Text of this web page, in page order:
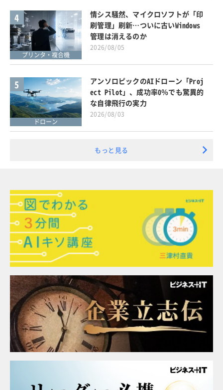
4
プリンタ・複合機
情シス騒然、マイクロソフトが「印
刷管理」刷新…ついに古いWindows
管理は消えるのか
2026/08/05
5
ドローン
アンソロピックのAIドローン「Proj
ect Pilot」、成功率0％でも驚異的
な自律飛行の実力
2026/08/03
もっと見る